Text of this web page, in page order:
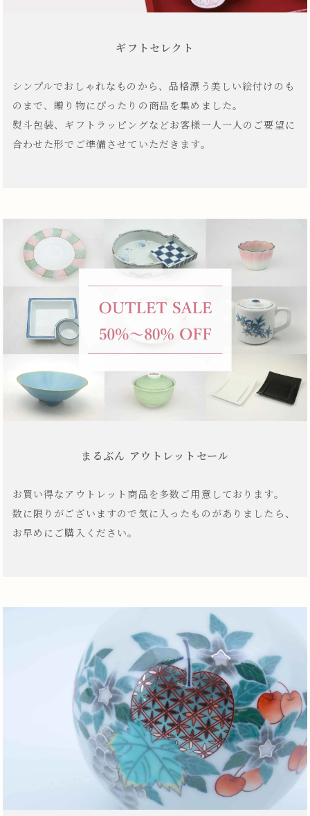
ギフトセレクト
シンプルでおしゃれなものから、品格漂う美しい絵付けのも
のまで、贈り物にぴったりの商品を集めました。
熨斗包装、ギフトラッピングなどお客様一人一人のご要望に
合わせた形でご準備させていただきます。
まるぶん アウトレットセール
お買い得なアウトレット商品を多数ご用意しております。
数に限りがございますので気に入ったものがありましたら、
お早めにご購入ください。